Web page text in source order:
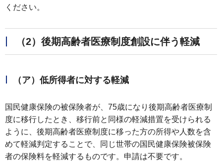
ください。
（2）後期高齢者医療制度創設に伴う軽減
（ア）低所得者に対する軽減
国民健康保険の被保険者が、75歳になり後期高齢者医療制
度に移行したとき、移行前と同様の軽減措置を受けられる
ように、後期高齢者医療制度に移った方の所得や人数を含
めて軽減判定することで、同じ世帯の国民健康保険被保険
者の保険料を軽減するものです。申請は不要です。